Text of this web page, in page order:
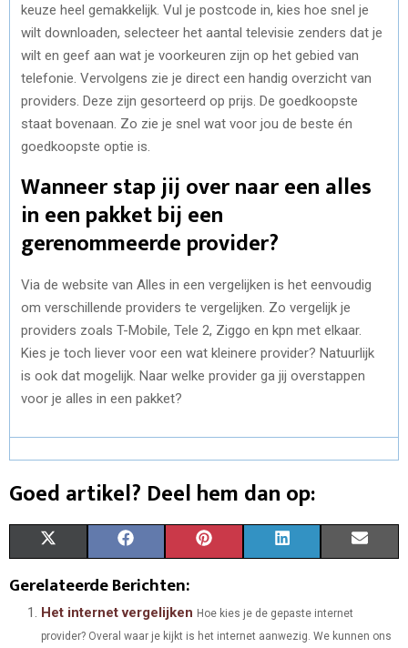
keuze heel gemakkelijk. Vul je postcode in, kies hoe snel je
wilt downloaden, selecteer het aantal televisie zenders dat je
wilt en geef aan wat je voorkeuren zijn op het gebied van
telefonie. Vervolgens zie je direct een handig overzicht van
providers. Deze zijn gesorteerd op prijs. De goedkoopste
staat bovenaan. Zo zie je snel wat voor jou de beste én
goedkoopste optie is.
Wanneer stap jij over naar een alles
in een pakket bij een
gerenommeerde provider?
Via de website van Alles in een vergelijken is het eenvoudig
om verschillende providers te vergelijken. Zo vergelijk je
providers zoals T-Mobile, Tele 2, Ziggo en kpn met elkaar.
Kies je toch liever voor een wat kleinere provider? Natuurlijk
is ook dat mogelijk. Naar welke provider ga jij overstappen
voor je alles in een pakket?
Goed artikel? Deel hem dan op:
A
R
T
W R
C
E
A
R
N
T
A
R
N
K R
I
Gerelateerde Berichten:
Het internet vergelijken Hoe kies je de gepaste internet
provider? Overal waar je kijkt is het internet aanwezig. We kunnen ons